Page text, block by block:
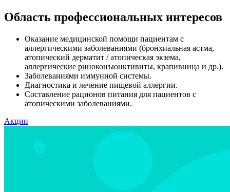
Область профессиональных интересов
Оказание медицинской помощи пациентам с
аллергическими заболеваниями (бронхиальная астма,
атопический дерматит / атопическая экзема,
аллергические риноконъюнктивиты, крапивница и др.).
Заболеваниями иммунной системы.
Диагностика и лечение пищевой аллергии.
Составление рационов питания для пациентов с
атопическими заболеваниями.
Акции